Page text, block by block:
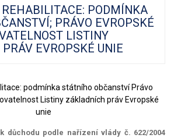
REHABILITACE: PODMÍNKA
PRÁVO EVROPSKÉ
LISTINY
EVROPSKÉ UNIE
podmínka státního občanství Právo
Listiny základních práv Evropské
unie
důchodu podle nařízení vlády č. 622/2004